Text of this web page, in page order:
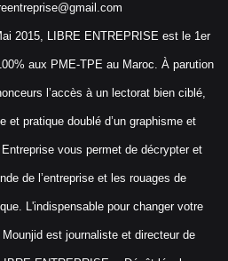
2015, LIBRE ENTREPRISE est le 1er
aux PME-TPE au Maroc. À parution
l’accès à un lectorat bien ciblé,
et pratique doublé d’un graphisme et
vous permet de décrypter et
de l’entreprise et les rouages de
L'indispensable pour changer votre
est journaliste et directeur de